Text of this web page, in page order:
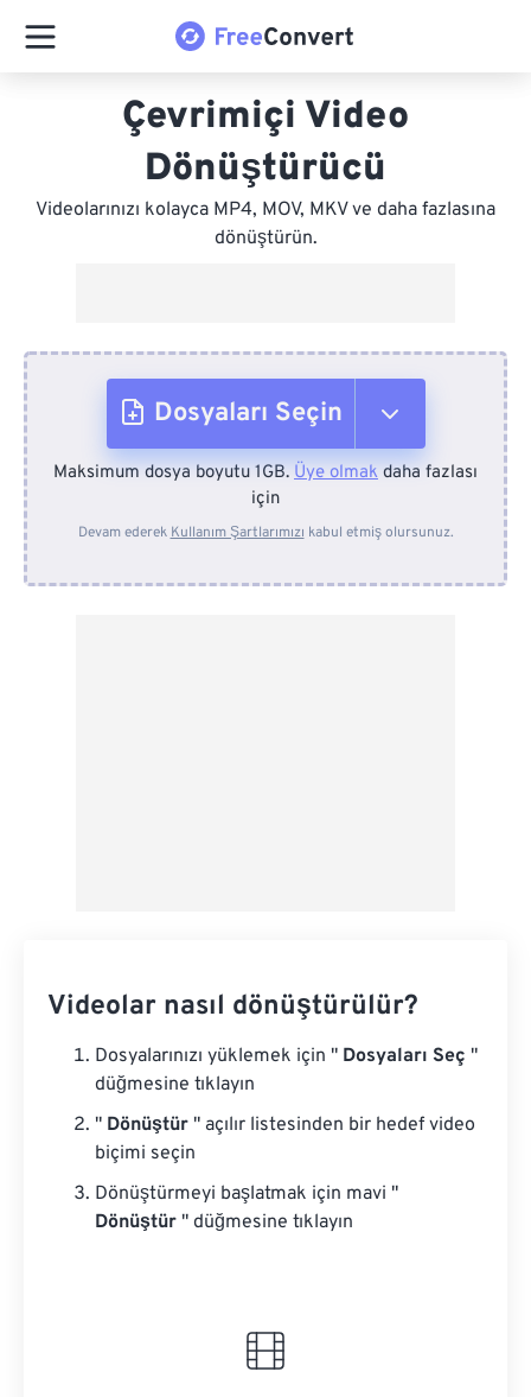
Çevrimiçi Video
Dönüştürücü
Videolarınızı kolayca MP4, MOV, MKV ve daha fazlasına
dönüştürün.
Dosyaları Seçin
Cihazdan
Maksimum dosya boyutu 1GB. Üye olmak daha fazlası
için
Devam ederek Kullanım Şartlarımızı kabul etmiş olursunuz.
Videolar nasıl dönüştürülür?
Dosyalarınızı yüklemek için " Dosyaları Seç "
düğmesine tıklayın
" Dönüştür " açılır listesinden bir hedef video
biçimi seçin
Dönüştürmeyi başlatmak için mavi "
Dönüştür " düğmesine tıklayın